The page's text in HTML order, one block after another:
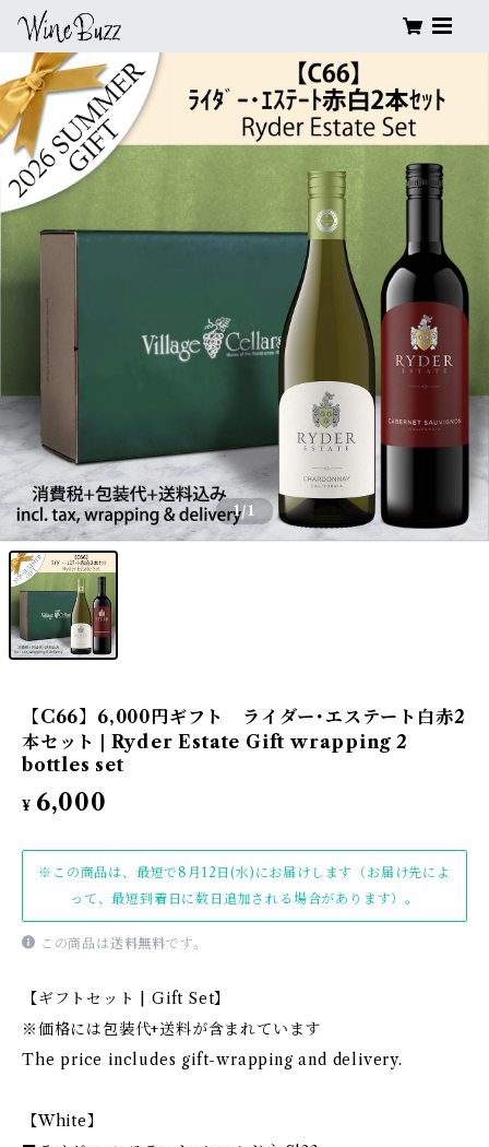
1/1
【C66】6,000円ギフト ライダー･エステート白赤2
本セット | Ryder Estate Gift wrapping 2
bottles set
¥ 6,000
※この商品は、最短で8月12日(水)にお届けします（お届け先によ
って、最短到着日に数日追加される場合があります）。
この商品は送料無料です。
【ギフトセット | Gift Set】
※価格には包装代+送料が含まれています
The price includes gift-wrapping and delivery.
【White】